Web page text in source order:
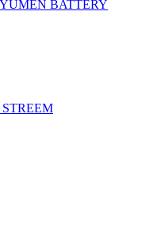
BATTERY